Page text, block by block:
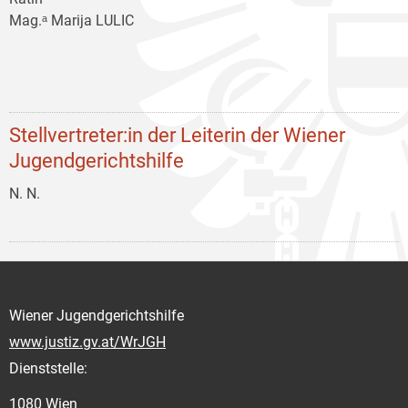
Mag.ᵃ Marija LULIC
Stellvertreter:in der Leiterin der Wiener
Jugendgerichtshilfe
N. N.
Wiener Jugendgerichtshilfe
www.justiz.gv.at/WrJGH
Dienststelle:
1080 Wien